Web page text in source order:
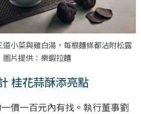
小菜與雞白湯，每根麵條都沾附松露
片提供：樂蝦拉麵
桂花蒜酥添亮點
價一百元內有找。執行董事劉